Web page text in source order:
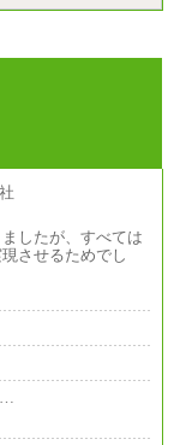
したが、すべては
させるためでし